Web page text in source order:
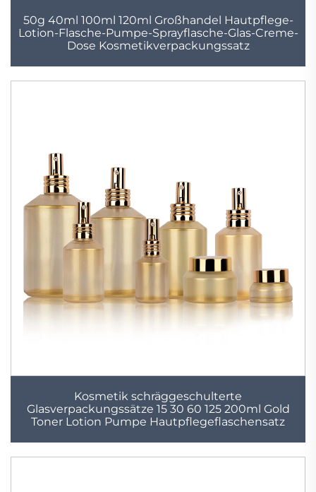
50g 40ml 100ml 120ml Großhandel Hautpflege-
Lotion-Flasche-Pumpe-Sprayflasche-Glas-Creme-
Dose Kosmetikverpackungssatz
Kosmetik schräggeschulterte
Glasverpackungssätze 15 30 60 125 200ml Gold
Toner Lotion Pumpe Hautpflegeflaschensatz